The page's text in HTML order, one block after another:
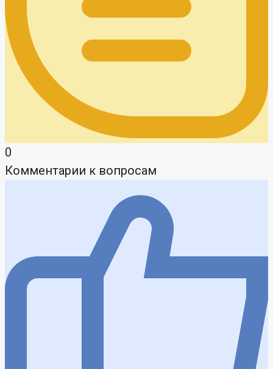
0
Комментарии к вопросам